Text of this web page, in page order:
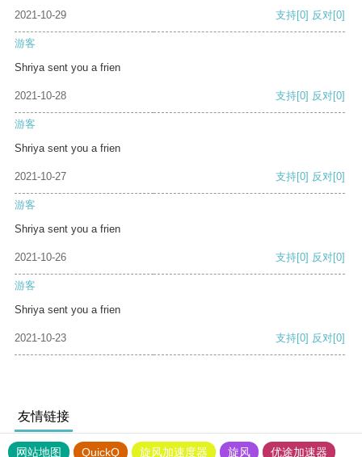
2021-10-29 支持[0] 反对[0]
游客
Shriya sent you a frien
2021-10-28 支持[0] 反对[0]
游客
Shriya sent you a frien
2021-10-27 支持[0] 反对[0]
游客
Shriya sent you a frien
2021-10-26 支持[0] 反对[0]
游客
Shriya sent you a frien
2021-10-23 支持[0] 反对[0]
友情链接
网站地图 QuickQ 旋风加速度器 旋风 优途加速器